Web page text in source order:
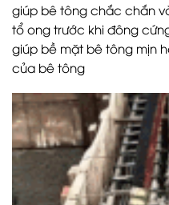
giúp bê tông chắc chắn
tổ ong trước khi đông
giúp bề mặt bê tông mịn
của bê tông